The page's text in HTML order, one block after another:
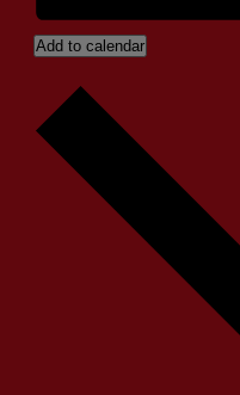
Add to calendar